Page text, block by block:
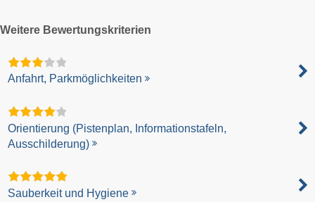
Weitere Bewertungskriterien
Anfahrt, Parkmöglichkeiten
Orientierung (Pistenplan, Informationstafeln,
Ausschilderung)
Sauberkeit und Hygiene